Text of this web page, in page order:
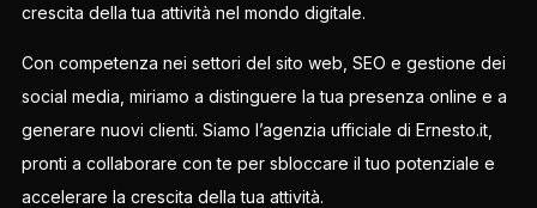
crescita della tua attività nel mondo digitale.
Con competenza nei settori del sito web, SEO e gestione dei
social media, miriamo a distinguere la tua presenza online e a
generare nuovi clienti. Siamo l’agenzia ufficiale di Ernesto.it,
pronti a collaborare con te per sbloccare il tuo potenziale e
accelerare la crescita della tua attività.